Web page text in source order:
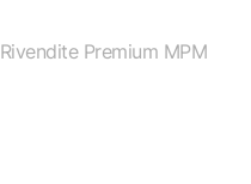
Rivendite Premium MPM